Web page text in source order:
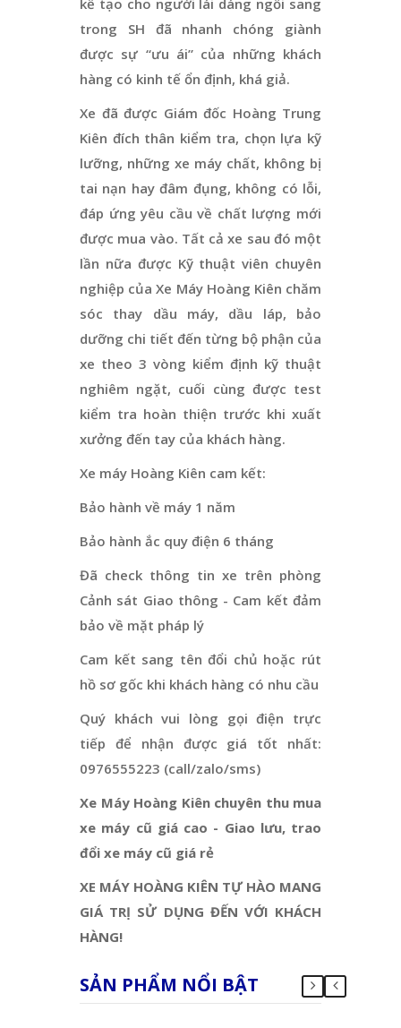
trong SH đã nhanh chóng giành
được sự “ưu ái” của những khách
hàng có kinh tế ổn định, khá giả.
Xe đã được Giám đốc Hoàng Trung
Kiên đích thân kiểm tra, chọn lựa kỹ
lưỡng, những xe máy chất, không bị
tai nạn hay đâm đụng, không có lỗi,
đáp ứng yêu cầu về chất lượng mới
được mua vào. Tất cả xe sau đó một
lần nữa được Kỹ thuật viên chuyên
nghiệp của Xe Máy Hoàng Kiên chăm
sóc thay dầu máy, dầu láp, bảo
dưỡng chi tiết đến từng bộ phận của
xe theo 3 vòng kiểm định kỹ thuật
nghiêm ngặt, cuối cùng được test
kiểm tra hoàn thiện trước khi xuất
xưởng đến tay của khách hàng.
Xe máy Hoàng Kiên cam kết:
Bảo hành về máy 1 năm
Bảo hành ắc quy điện 6 tháng
Đã check thông tin xe trên phòng
Cảnh sát Giao thông - Cam kết đảm
bảo về mặt pháp lý
Cam kết sang tên đổi chủ hoặc rút
hồ sơ gốc khi khách hàng có nhu cầu
Quý khách vui lòng gọi điện trực
tiếp để nhận được giá tốt nhất:
0976555223 (call/zalo/sms)
Xe Máy Hoàng Kiên chuyên thu mua
xe máy cũ giá cao - Giao lưu, trao
đổi xe máy cũ giá rẻ
XE MÁY HOÀNG KIÊN TỰ HÀO MANG
GIÁ TRỊ SỬ DỤNG ĐẾN VỚI KHÁCH
HÀNG!
SẢN PHẨM NỔI BẬT